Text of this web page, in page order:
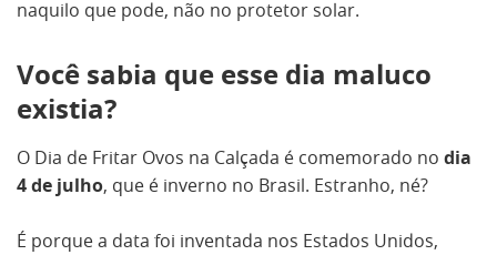
naquilo que pode, não no protetor solar.
Você sabia que esse dia maluco
existia?
O Dia de Fritar Ovos na Calçada é comemorado no dia
4 de julho, que é inverno no Brasil. Estranho, né?
É porque a data foi inventada nos Estados Unidos,